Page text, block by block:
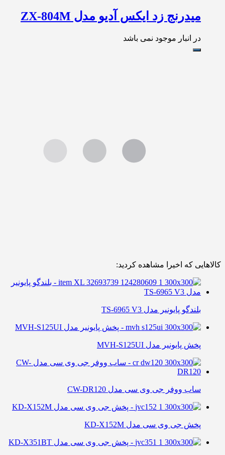
میدرنج زد ایکس آدیو مدل ZX-804M
در انبار موجود نمی باشد
کالاهایی که اخیرا مشاهده کردید:
بلندگو پایونیر مدل TS-6965 V3
پخش پایونیر مدل MVH-S125UI
ساب ووفر جی وی سی مدل CW-DR120
پخش جی وی سی مدل KD-X152M